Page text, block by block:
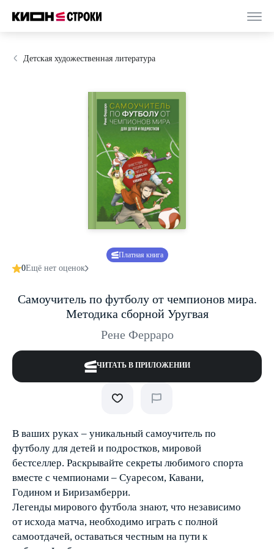
Детская художественная литература
Платная книга
0Ещё нет оценок
Самоучитель по футболу от чемпионов мира.
Методика сборной Уругвая
Рене Ферраро
ЧИТАТЬ В ПРИЛОЖЕНИИ
В ваших руках – уникальный самоучитель по
футболу для детей и подростков, мировой
бестселлер. Раскрывайте секреты любимого спорта
вместе с чемпионами – Суаресом, Кавани,
Годином и Биризамберри.
Легенды мирового футбола знают, что независимо
от исхода матча, необходимо играть с полной
самоотдачей, оставаться честным на пути к